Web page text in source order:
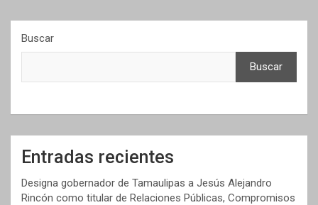
entradas
Buscar
Buscar
Entradas recientes
Designa gobernador de Tamaulipas a Jesús Alejandro
Rincón como titular de Relaciones Públicas, Compromisos